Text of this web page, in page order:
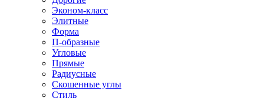
Эконом-класс
Элитные
Форма
П-образные
Угловые
Прямые
Радиусные
Скошенные углы
Стиль